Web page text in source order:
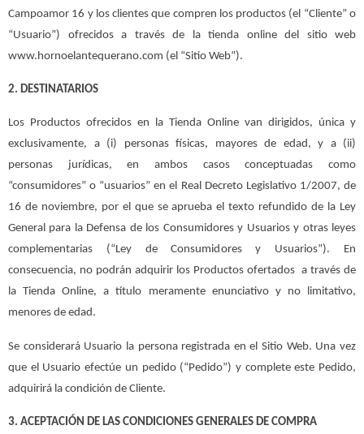
Campoamor 16 y los clientes que compren los productos (el “Cliente” o
“Usuario”) ofrecidos a través de la tienda online del sitio web
www.hornoelantequerano.com (el “Sitio Web”).
2. DESTINATARIOS
Los Productos ofrecidos en la Tienda Online van dirigidos, única y
exclusivamente, a (i) personas físicas, mayores de edad, y a (ii)
personas jurídicas, en ambos casos conceptuadas como
“consumidores” o “usuarios” en el Real Decreto Legislativo 1/2007, de
16 de noviembre, por el que se aprueba el texto refundido de la Ley
General para la Defensa de los Consumidores y Usuarios y otras leyes
complementarias (“Ley de Consumidores y Usuarios”). En
consecuencia, no podrán adquirir los Productos ofertados a través de
la Tienda Online, a título meramente enunciativo y no limitativo,
menores de edad.
Se considerará Usuario la persona registrada en el Sitio Web. Una vez
que el Usuario efectúe un pedido (“Pedido”) y complete este Pedido,
adquirirá la condición de Cliente.
3. ACEPTACIÓN DE LAS CONDICIONES GENERALES DE COMPRA